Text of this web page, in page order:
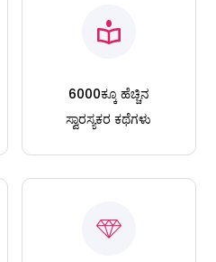
6000ಕ್ಕೂ ಹೆಚ್ಚಿನ
ಸ್ವಾರಸ್ಯಕರ ಕಥೆಗಳು